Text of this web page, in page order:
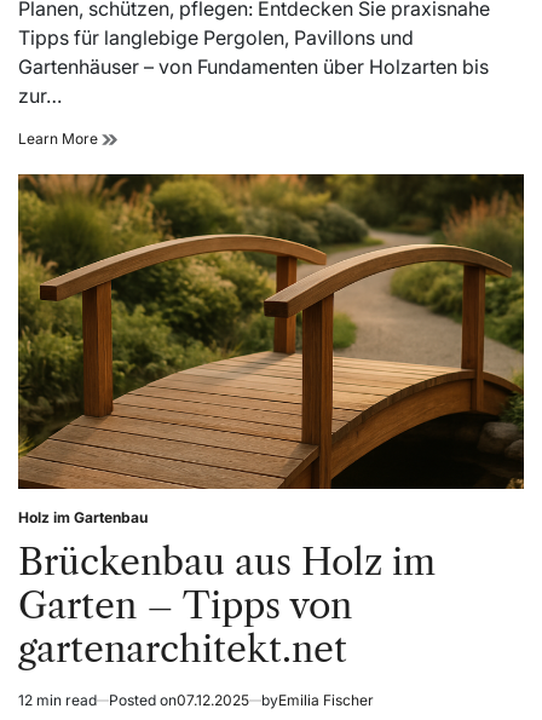
time
Planen, schützen, pflegen: Entdecken Sie praxisnahe
Tipps für langlebige Pergolen, Pavillons und
Gartenhäuser – von Fundamenten über Holzarten bis
zur…
Learn More Holzschutz
Langlebigkeit:
Gartenkonzepte
von
gartenarchitekt.net
Posted
in
Holz im Gartenbau
Brückenbau aus Holz im
Garten – Tipps von
gartenarchitekt.net
Estimated
12 min read Posted on07.12.2025 byEmilia Fischer